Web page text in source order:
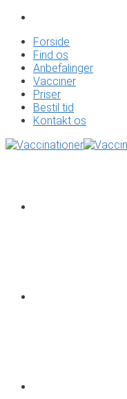
Forside
Find os
Anbefalinger
Vacciner
Priser
Bestil tid
Kontakt os